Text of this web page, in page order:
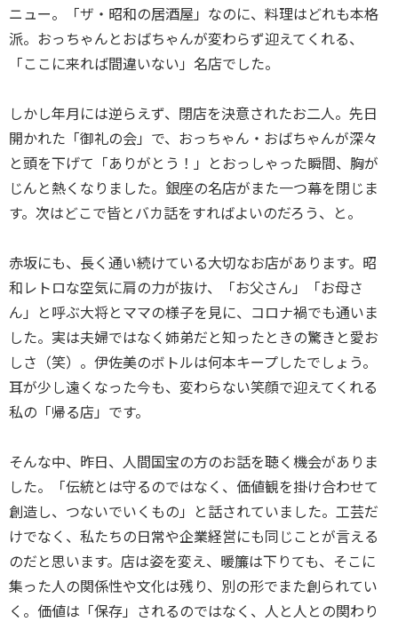
ニュー。「ザ・昭和の居酒屋」なのに、料理はどれも本格
派。おっちゃんとおばちゃんが変わらず迎えてくれる、
「ここに来れば間違いない」名店でした。
しかし年月には逆らえず、閉店を決意されたお二人。先日
開かれた「御礼の会」で、おっちゃん・おばちゃんが深々
と頭を下げて「ありがとう！」とおっしゃった瞬間、胸が
じんと熱くなりました。銀座の名店がまた一つ幕を閉じま
す。次はどこで皆とバカ話をすればよいのだろう、と。
赤坂にも、長く通い続けている大切なお店があります。昭
和レトロな空気に肩の力が抜け、「お父さん」「お母さ
ん」と呼ぶ大将とママの様子を見に、コロナ禍でも通いま
した。実は夫婦ではなく姉弟だと知ったときの驚きと愛お
しさ（笑）。伊佐美のボトルは何本キープしたでしょう。
耳が少し遠くなった今も、変わらない笑顔で迎えてくれる
私の「帰る店」です。
そんな中、昨日、人間国宝の方のお話を聴く機会がありま
した。「伝統とは守るのではなく、価値観を掛け合わせて
創造し、つないでいくもの」と話されていました。工芸だ
けでなく、私たちの日常や企業経営にも同じことが言える
のだと思います。店は姿を変え、暖簾は下りても、そこに
集った人の関係性や文化は残り、別の形でまた創られてい
く。価値は「保存」されるのではなく、人と人との関わり